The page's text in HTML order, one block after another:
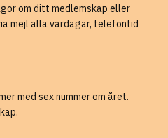
om ditt medlemskap eller
mejl alla vardagar, telefontid
med sex nummer om året.